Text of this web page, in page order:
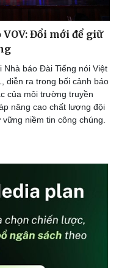
Đổi mới để giữ
Nhà báo Đài Tiếng nói Việt
diễn ra trong bối cảnh báo
của môi trường truyền
nâng cao chất lượng đội
niềm tin công chúng.